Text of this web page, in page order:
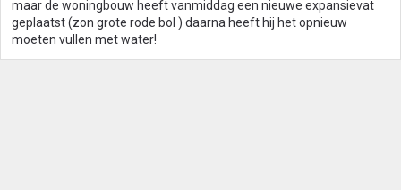
maar de woningbouw heeft vanmiddag een nieuwe expansievat
geplaatst (zon grote rode bol ) daarna heeft hij het opnieuw
moeten vullen met water!